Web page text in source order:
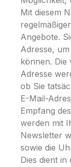
Mit diesem
Angebote.
Adresse,
können. Die
Adresse
ob Sie
E-Mail-
Empfang
werden mit
Newsletter
sowie die
Dies dient